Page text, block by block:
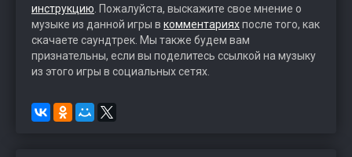
инструкцию . Пожалуйста, выскажите свое мнение о
музыке из данной игры в комментарияхпосле того, как
скачаете саундтрек. Мы также будем вам
признательны, если вы поделитесь ссылкой на музыку
из этого игры в социальных сетях.